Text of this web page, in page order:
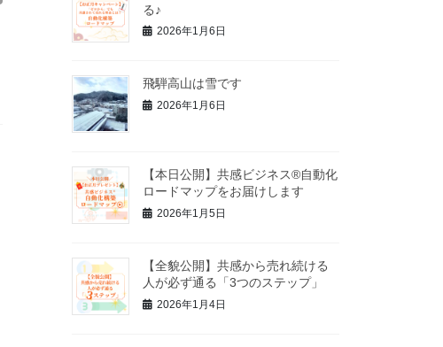
る♪
2026年1月6日
飛騨高山は雪です
2026年1月6日
【本日公開】共感ビジネス®自動化
ロードマップをお届けします
2026年1月5日
【全貌公開】共感から売れ続ける
人が必ず通る「3つのステップ」
2026年1月4日